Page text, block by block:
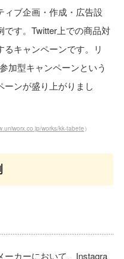
ィブ企画・作成・広告設
す。Twitter上での商品対
キャンペーンです。リ
加型キャンペーンという
ーンが盛り上がりまし
works/kk-tabete ）
ーカーにおいて、Instagra